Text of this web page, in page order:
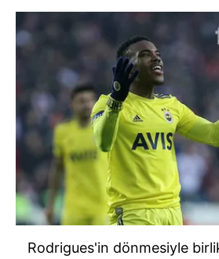
Rodrigues'in dönmesiyle